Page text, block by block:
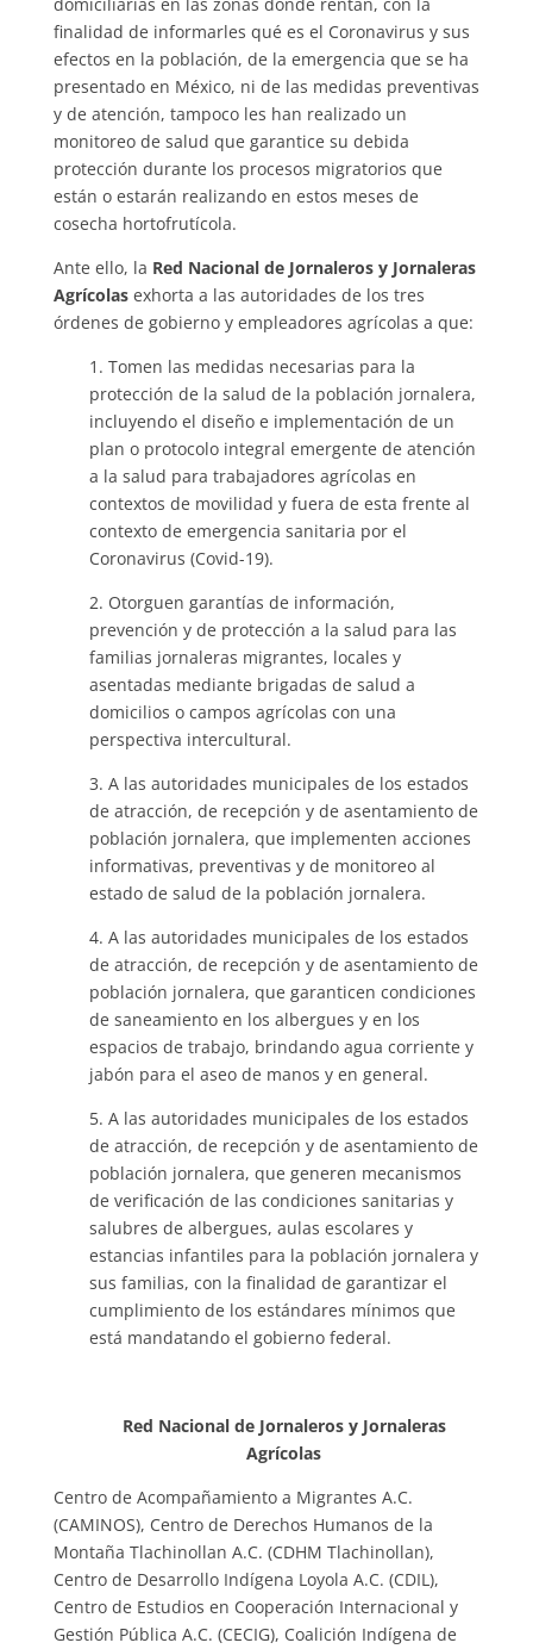
finalidad de informarles qué es el Coronavirus y sus
efectos en la población, de la emergencia que se ha
presentado en México, ni de las medidas preventivas
y de atención, tampoco les han realizado un
monitoreo de salud que garantice su debida
protección durante los procesos migratorios que
están o estarán realizando en estos meses de
cosecha hortofrutícola.
Ante ello, la Red Nacional de Jornaleros y Jornaleras
Agrícolasexhorta a las autoridades de los tres
órdenes de gobierno y empleadores agrícolas a que:
1. Tomen las medidas necesarias para la
protección de la salud de la población jornalera,
incluyendo el diseño e implementación de un
plan o protocolo integral emergente de atención
a la salud para trabajadores agrícolas en
contextos de movilidad y fuera de esta frente al
contexto de emergencia sanitaria por el
Coronavirus (Covid-19).
2. Otorguen garantías de información,
prevención y de protección a la salud para las
familias jornaleras migrantes, locales y
asentadas mediante brigadas de salud a
domicilios o campos agrícolas con una
perspectiva intercultural.
3. A las autoridades municipales de los estados
de atracción, de recepción y de asentamiento de
población jornalera, que implementen acciones
informativas, preventivas y de monitoreo al
estado de salud de la población jornalera.
4. A las autoridades municipales de los estados
de atracción, de recepción y de asentamiento de
población jornalera, que garanticen condiciones
de saneamiento en los albergues y en los
espacios de trabajo, brindando agua corriente y
jabón para el aseo de manos y en general.
5. A las autoridades municipales de los estados
de atracción, de recepción y de asentamiento de
población jornalera, que generen mecanismos
de verificación de las condiciones sanitarias y
salubres de albergues, aulas escolares y
estancias infantiles para la población jornalera y
sus familias, con la finalidad de garantizar el
cumplimiento de los estándares mínimos que
está mandatando el gobierno federal.
Red Nacional de Jornaleros y Jornaleras
Agrícolas
Centro de Acompañamiento a Migrantes A.C.
(CAMINOS), Centro de Derechos Humanos de la
Montaña Tlachinollan A.C. (CDHM Tlachinollan),
Centro de Desarrollo Indígena Loyola A.C. (CDIL),
Centro de Estudios en Cooperación Internacional y
Gestión Pública A.C. (CECIG), Coalición Indígena de